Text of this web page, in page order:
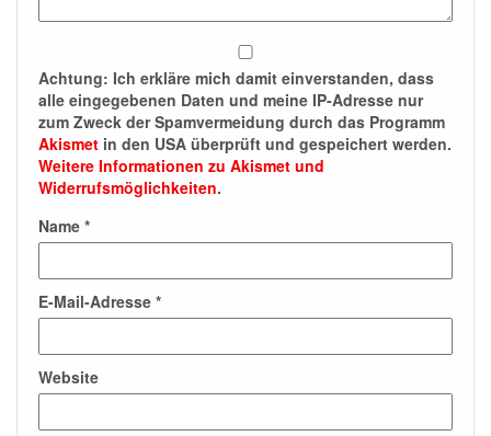
Achtung: Ich erkläre mich damit einverstanden, dass
alle eingegebenen Daten und meine IP-Adresse nur
zum Zweck der Spamvermeidung durch das Programm
Akismet in den USA überprüft und gespeichert werden.
Weitere Informationen zu Akismet und
Widerrufsmöglichkeiten.
Name *
E-Mail-Adresse *
Website